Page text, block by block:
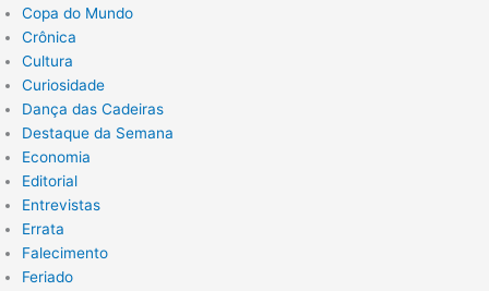
Copa do Mundo
Crônica
Cultura
Curiosidade
Dança das Cadeiras
Destaque da Semana
Economia
Editorial
Entrevistas
Errata
Falecimento
Feriado